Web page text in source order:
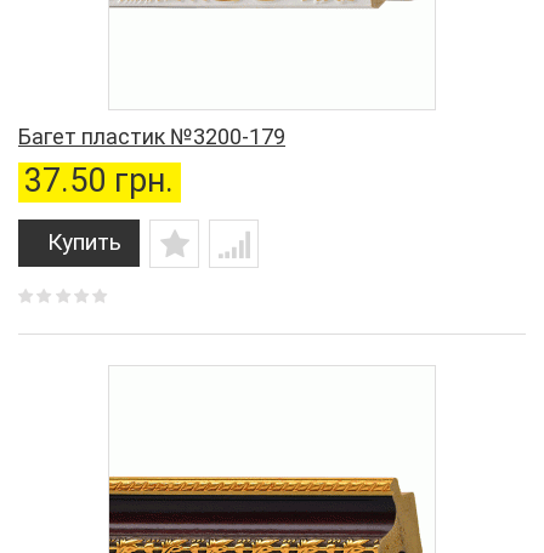
Багет пластик №3200-179
37.50 грн.
Купить